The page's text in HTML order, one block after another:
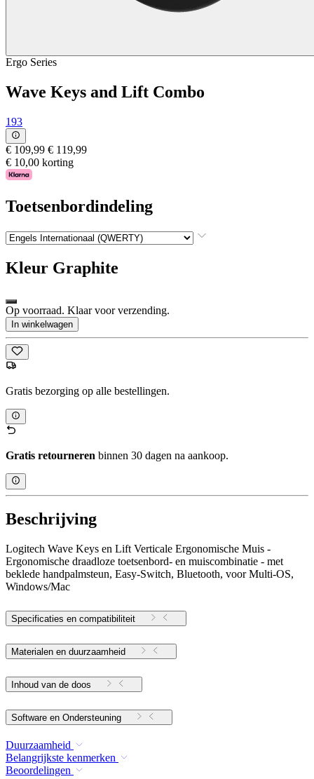
Ergo Series
Wave Keys and Lift Combo
193
€ 109,99 € 119,99
€ 10,00 korting
Toetsenbordindeling
Kleur Graphite
Op voorraad. Klaar voor verzending.
In winkelwagen
Gratis bezorging op alle bestellingen.
Gratis retourneren binnen 30 dagen na aankoop.
Beschrijving
Logitech Wave Keys en Lift Verticale Ergonomische Muis -
Ergonomische draadloze toetsenbord- en muiscombinatie - met
beklede handpalmsteun, Easy-Switch, Bluetooth, voor Multi-OS,
Windows/Mac
Specificaties en compatibiliteit
Materialen en duurzaamheid
Inhoud van de doos
Software en Ondersteuning
Duurzaamheid
Belangrijkste kenmerken
Beoordelingen